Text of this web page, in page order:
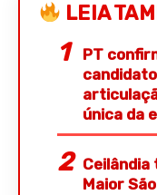
LEIA
PT
única da
Maior